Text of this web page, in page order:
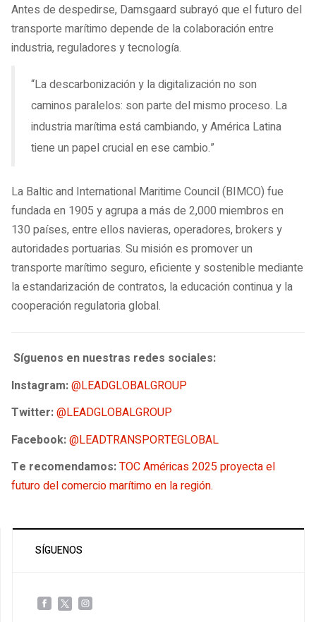
Antes de despedirse, Damsgaard subrayó que el futuro del
transporte marítimo depende de la colaboración entre
industria, reguladores y tecnología.
“La descarbonización y la digitalización no son
caminos paralelos: son parte del mismo proceso. La
industria marítima está cambiando, y América Latina
tiene un papel crucial en ese cambio.”
La Baltic and International Maritime Council (BIMCO) fue
fundada en 1905 y agrupa a más de 2,000 miembros en
130 países, entre ellos navieras, operadores, brokers y
autoridades portuarias. Su misión es promover un
transporte marítimo seguro, eficiente y sostenible mediante
la estandarización de contratos, la educación continua y la
cooperación regulatoria global.
Síguenos en nuestras redes sociales:
Instagram:@LEADGLOBALGROUP
Twitter:@LEADGLOBALGROUP
Facebook:@LEADTRANSPORTEGLOBAL
Te recomendamos:TOC Américas 2025 proyecta el
futuro del comercio marítimo en la región.
SÍGUENOS